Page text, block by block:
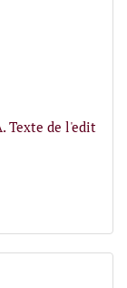
Texte de l'edit